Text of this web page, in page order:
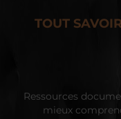
TOUT
Ressources
mieux